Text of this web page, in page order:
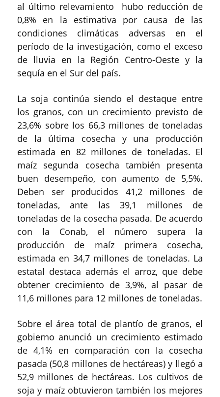
al último relevamiento hubo reducción de
0,8% en la estimativa por causa de las
condiciones climáticas adversas en el
período de la investigación, como el exceso
de lluvia en la Región Centro-Oeste y la
sequía en el Sur del país.
La soja continúa siendo el destaque entre
los granos, con un crecimiento previsto de
23,6% sobre los 66,3 millones de toneladas
de la última cosecha y una producción
estimada en 82 millones de toneladas. El
maíz segunda cosecha también presenta
buen desempeño, con aumento de 5,5%.
Deben ser producidos 41,2 millones de
toneladas, ante las 39,1 millones de
toneladas de la cosecha pasada. De acuerdo
con la Conab, el número supera la
producción de maíz primera cosecha,
estimada en 34,7 millones de toneladas. La
estatal destaca además el arroz, que debe
obtener crecimiento de 3,9%, al pasar de
11,6 millones para 12 millones de toneladas.
Sobre el área total de plantío de granos, el
gobierno anunció un crecimiento estimado
de 4,1% en comparación con la cosecha
pasada (50,8 millones de hectáreas) y llegó a
52,9 millones de hectáreas. Los cultivos de
soja y maíz obtuvieron también los mejores